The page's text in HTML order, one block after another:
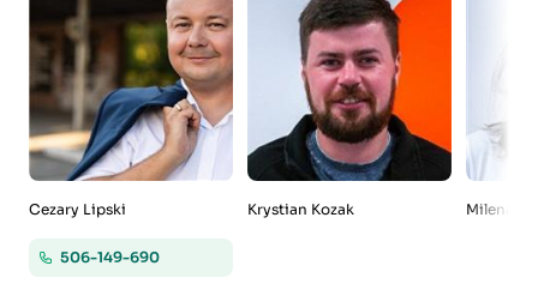
Cezary Lipski
506-149-690
Krystian Kozak Milena